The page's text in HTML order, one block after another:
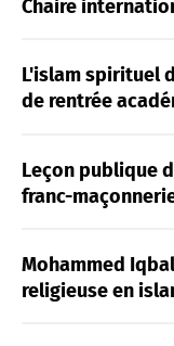
Chaire
L'islam spirituel
de rentrée
Leçon publique
franc-
Mohammed
religieuse en